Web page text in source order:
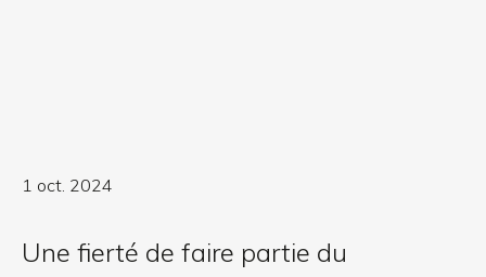
1 oct. 2024
Une fierté de faire partie du